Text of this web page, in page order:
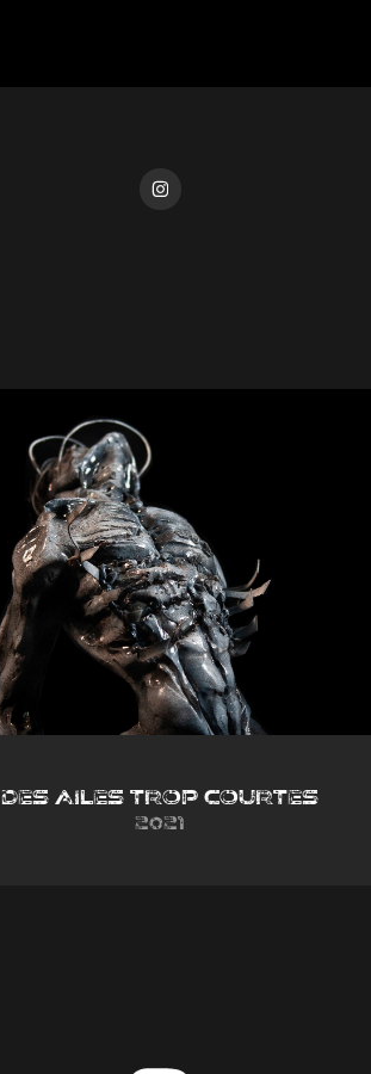
Des ailes trop courtes
2021